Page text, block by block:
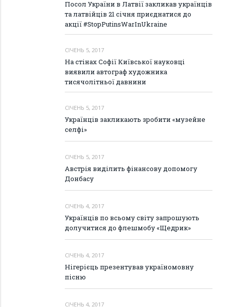
Посол України в Латвії закликав українців
та латвійців 21 січня приєднатися до
акції #StopPutinsWarInUkraine
СІЧЕНЬ 5, 2017
На стінах Софії Київської науковці
виявили автограф художника
тисячолітньої давнини
СІЧЕНЬ 5, 2017
Українців закликають зробити «музейне
селфі»
СІЧЕНЬ 5, 2017
Австрія виділить фінансову допомогу
Донбасу
СІЧЕНЬ 4, 2017
Українців по всьому світу запрошують
долучитися до флешмобу «Щедрик»
СІЧЕНЬ 4, 2017
Нігерієць презентував україномовну
пісню
СІЧЕНЬ 4, 2017